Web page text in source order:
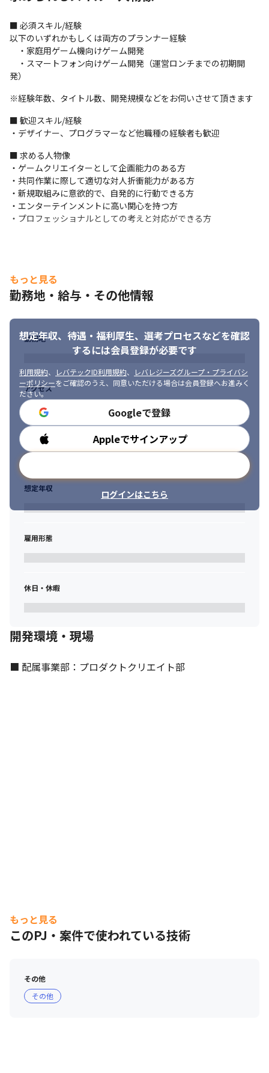
■ 必須スキル/経験
以下のいずれかもしくは両方のプランナー経験
・家庭用ゲーム機向けゲーム開発
・スマートフォン向けゲーム開発（運営ロンチまでの初期開
発）
※経験年数、タイトル数、開発規模などをお伺いさせて頂きます
■ 歓迎スキル/経験
・デザイナー、プログラマーなど他職種の経験者も歓迎
■ 求める人物像
・ゲームクリエイターとして企画能力のある方
・共同作業に際して適切な対人折衝能力がある方
・新規取組みに意欲的で、自発的に行動できる方
・エンターテインメントに高い関心を持つ方
・プロフェッショナルとしての考えと対応ができる方
もっと見る
勤務地・給与・その他情報
想定年収、待遇・福利厚生、 選考プロセスなどを確認
するには会員登録が必要です
利用規約、 レバテックID利用規約、
レバレジーズグループ・プライバシ
ーポリシーをご確認のうえ、同意いただける場合は会員登録へお進みく
ださい。
Googleで登録
Appleでサインアップ
ログインはこちら
勤務地
アクセス
勤務時間
想定年収
雇用形態
休日・休暇
開発環境・現場
■ 配属事業部：プロダクトクリエイト部
もっと見る
このPJ・案件で使われている技術
その他
その他